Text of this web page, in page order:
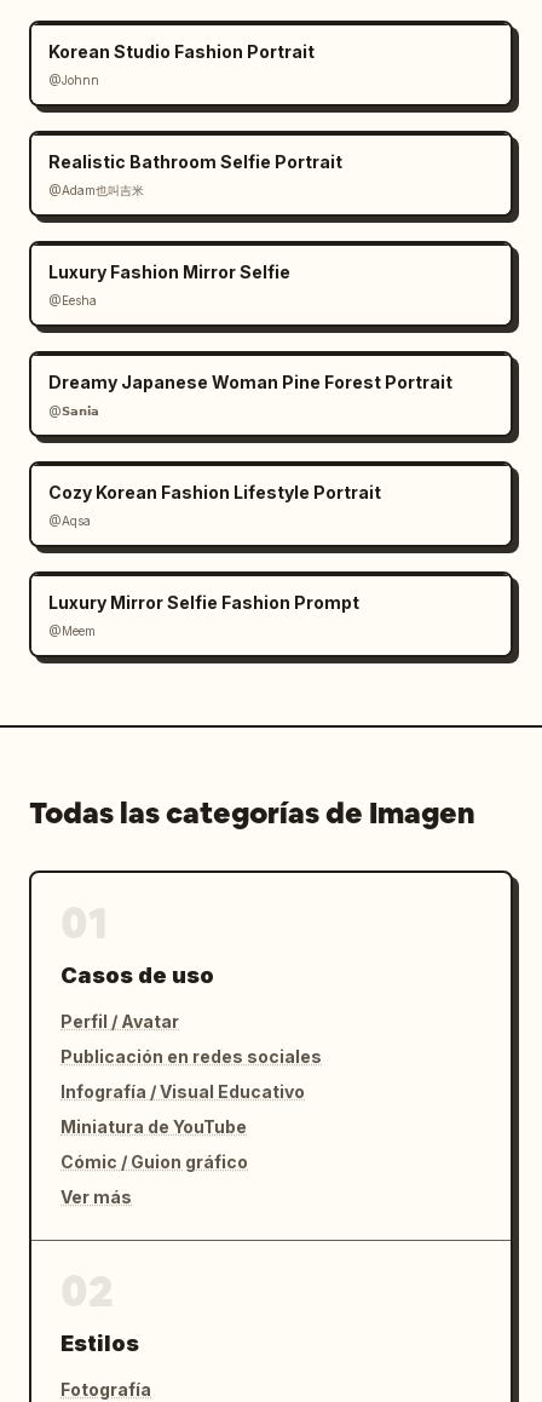
Korean Studio Fashion Portrait
@Johnn
Realistic Bathroom Selfie Portrait
@Adam也叫吉米
Luxury Fashion Mirror Selfie
@Eesha
Dreamy Japanese Woman Pine Forest Portrait
@𝗦𝗮𝗻𝗶𝗮
Cozy Korean Fashion Lifestyle Portrait
@Aqsa
Luxury Mirror Selfie Fashion Prompt
@Meem
Todas las categorías de Imagen
Casos de uso
Perfil / Avatar
Publicación en redes sociales
Infografía / Visual Educativo
Miniatura de YouTube
Cómic / Guion gráfico
Ver más
Estilos
Fotografía